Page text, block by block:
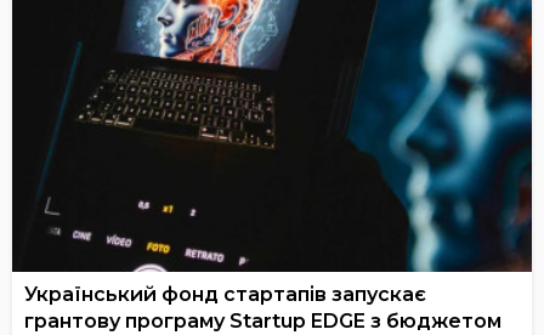
Український фонд стартапів запускає
грантову програму Startup EDGE з бюджетом